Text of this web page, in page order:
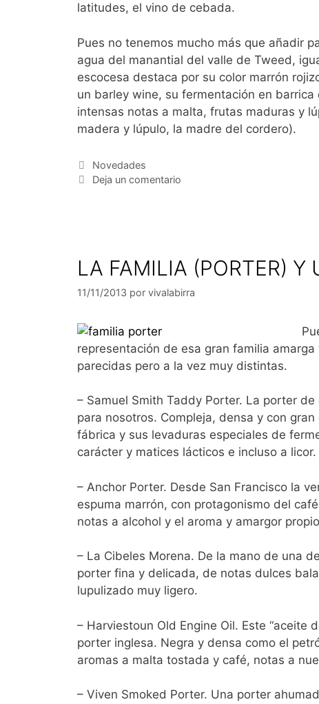
latitudes, el vino de cebada.
Pues no tenemos mucho más que añadir
agua del manantial del valle de Tweed,
escocesa destaca por su color marrón
un barley wine, su fermentación en
intensas notas a malta, frutas maduras y
madera y lúpulo, la madre del cordero).
Categorías
Novedades
Deja un comentario
LA FAMILIA (PORTER) Y
11/11/2013 por vivalabirra
representación de esa gran familia
parecidas pero a la vez muy distintas.
– Samuel Smith Taddy Porter. La porter
para nosotros. Compleja, densa y con
fábrica y sus levaduras especiales de
carácter y matices lácticos e incluso a licor.
– Anchor Porter. Desde San Francisco la
espuma marrón, con protagonismo del
notas a alcohol y el aroma y amargor
– La Cibeles Morena. De la mano de una
porter fina y delicada, de notas dulces
lupulizado muy ligero.
– Harviestoun Old Engine Oil. Este “aceite
porter inglesa. Negra y densa como el
aromas a malta tostada y café, notas a
– Viven Smoked Porter. Una porter